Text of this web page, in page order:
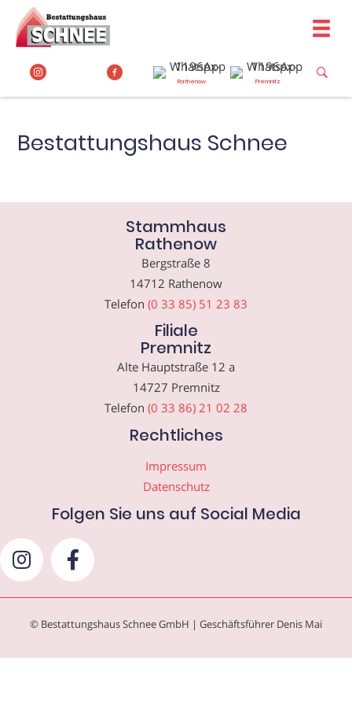
Inhalt
springen
Rathenow Premnitz
Bestattungshaus Schnee
Stammhaus
Rathenow
Bergstraße 8
14712 Rathenow
Telefon (0 33 85) 51 23 83
Filiale
Premnitz
Alte Hauptstraße 12 a
14727 Premnitz
Telefon (0 33 86) 21 02 28
Rechtliches
Impressum
Datenschutz
Folgen Sie uns auf Social Media
© Bestattungshaus Schnee GmbH | Geschäftsführer Denis Mai